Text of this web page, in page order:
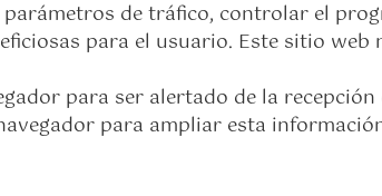
de tráfico, controlar el
para el usuario. Este sitio
para ser alertado de la
para ampliar esta